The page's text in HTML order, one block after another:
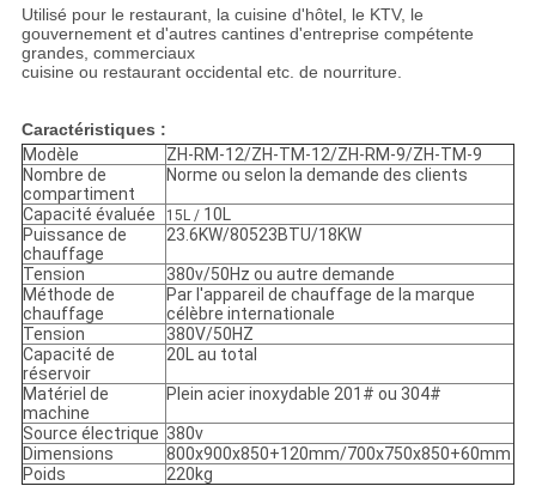
Utilisé pour le restaurant, la cuisine d'hôtel, le KTV, le
gouvernement et d'autres cantines d'entreprise compétente
grandes, commerciaux
cuisine ou restaurant occidental etc. de nourriture.
Caractéristiques :
Modèle
ZH-RM-12/ZH-TM-12/ZH-RM-9/ZH-TM-9
Nombre de
compartiment
Norme ou selon la demande des clients
Capacité évaluée 15L / 10L
Puissance de
chauffage
23.6KW/80523BTU/18KW
Tension
380v/50Hz ou autre demande
Méthode de
chauffage
Par l'appareil de chauffage de la marque
célèbre internationale
Tension
380V/50HZ
Capacité de
réservoir
20L au total
Matériel de
machine
Plein acier inoxydable 201# ou 304#
Source électrique 380v
Dimensions
800x900x850+120mm/700x750x850+60mm
Poids
220kg